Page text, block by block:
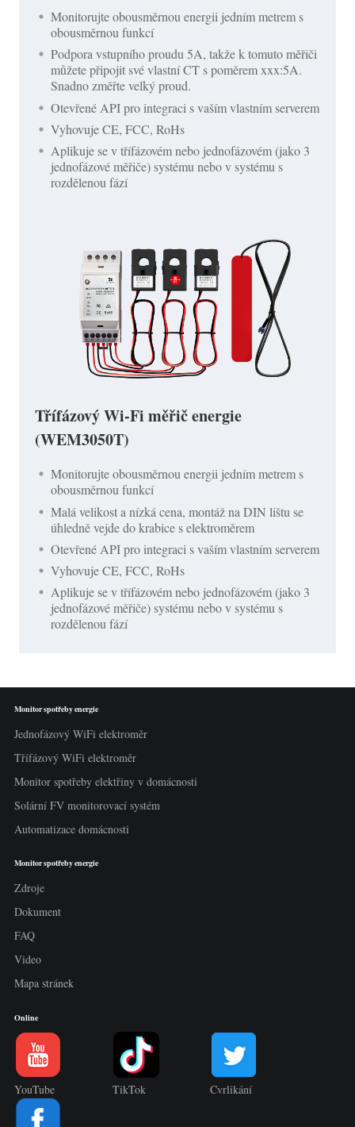
Monitorujte obousměrnou energii jedním metrem s
obousměrnou funkcí
Podpora vstupního proudu 5A, takže k tomuto měřiči
můžete připojit své vlastní CT s poměrem xxx:5A.
Snadno změřte velký proud.
Otevřené API pro integraci s vaším vlastním serverem
Vyhovuje CE, FCC, RoHs
Aplikuje se v třífázovém nebo jednofázovém (jako 3
jednofázové měřiče) systému nebo v systému s
rozdělenou fází
Třífázový Wi-Fi měřič energie
(WEM3050T)
Monitorujte obousměrnou energii jedním metrem s
obousměrnou funkcí
Malá velikost a nízká cena, montáž na DIN lištu se
úhledně vejde do krabice s elektroměrem
Otevřené API pro integraci s vaším vlastním serverem
Vyhovuje CE, FCC, RoHs
Aplikuje se v třífázovém nebo jednofázovém (jako 3
jednofázové měřiče) systému nebo v systému s
rozdělenou fází
Monitor spotřeby energie
Jednofázový WiFi elektroměr
Třífázový WiFi elektroměr
Monitor spotřeby elektřiny v domácnosti
Solární FV monitorovací systém
Automatizace domácnosti
Monitor spotřeby energie
Zdroje
Dokument
FAQ
Video
Mapa stránek
Online
YouTube TikTok Cvrlikání